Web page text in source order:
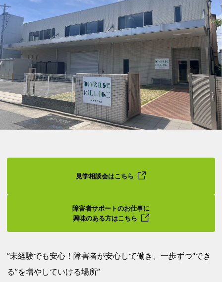
”未経験でも安心！障害者が安心して働き、一歩ずつ“でき
る”を増やしていける場所”
見学相談会はこちら
障害者サポートのお仕事に
興味のある方はこちら